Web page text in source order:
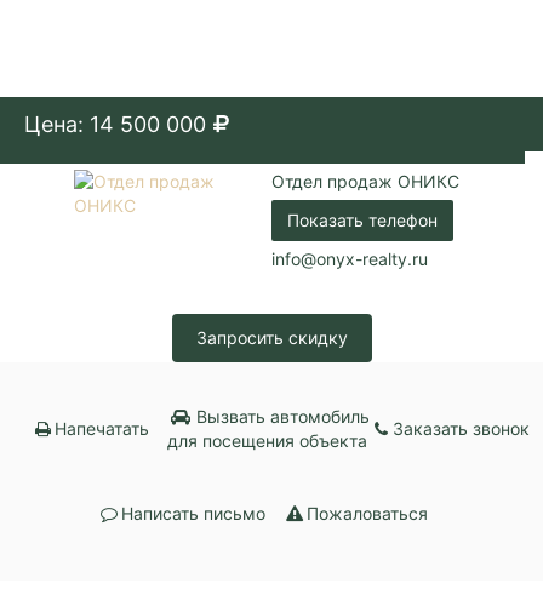
Цена: 14 500 000
Отдел продаж ОНИКС
Показать телефон
info@onyx-realty.ru
Запросить скидку
Напечатать
Вызвать автомобиль
для посещения объекта
Заказать звонок
Написать письмо Пожаловаться